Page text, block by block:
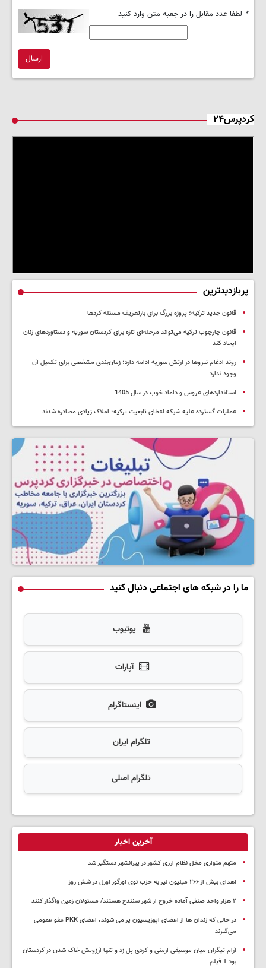
* لطفا عدد مقابل را در جعبه متن وارد کنید
ارسال
کردپرس۲۴
پربازدیدترین
قانون جدید ترکیه؛ پروژه بزرگ‌ برای بازتعریف مسئله کردها
قانون چارچوب ترکیه می‌تواند مرحله‌ای تازه برای کردستان سوریه و دستاوردهای زنان
ایجاد کند
روند ادغام نیروها در ارتش سوریه ادامه دارد؛ زمان‌بندی مشخصی برای تکمیل آن
وجود ندارد
استانداردهای عروس و داماد خوب در سال 1405
عملیات گسترده علیه شبکه اعطای تابعیت ترکیه؛ املاک زیادی مصادره شدند
ما را در شبکه های اجتماعی دنبال کنید
یوتیوب
آپارات
اینستاگرام
تلگرام ایران
تلگرام اصلی
آخرین اخبار
متهم متواری مخل نظام ارزی کشور در پیرانشهر دستگیر شد
اهدای بیش از ۲۶۶ میلیون لیر به حزب نوی اوزگور اوزل در شش روز
۲ هزار واحد صنفی آماده خروج از شهر سنندج هستند/ مسئولان زمین واگذار کنند
در حالی که زندان ها از اعضای اپوزیسیون پر می شوند، اعضای PKK عفو عمومی
می‌گیرند
آرام تیگران میان موسیقی ارمنی و کردی پل زد و تنها آرزویش خاک شدن در کردستان
بود + فیلم